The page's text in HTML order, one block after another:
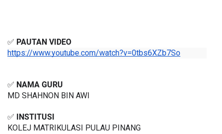
✅ PAUTAN VIDEO
https://www.youtube.com/watch?v=0tbs6XZb7So
✅ NAMA GURU
MD SHAHNON BIN AWI
✅ INSTITUSI
KOLEJ MATRIKULASI PULAU PINANG